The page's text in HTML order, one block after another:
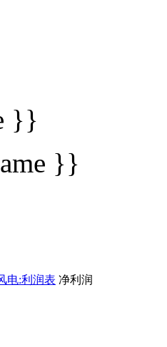
}}
}}
电:利润表 净利润